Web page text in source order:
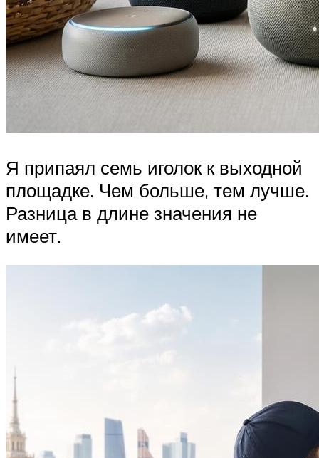
Я припаял семь иголок к выходной
площадке. Чем больше, тем лучше.
Разница в длине значения не
имеет.